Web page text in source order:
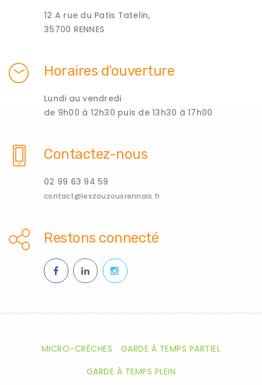
12 A rue du Patis Tatelin,
35700 RENNES
Horaires d'ouverture
Lundi au vendredi
de 9h00 à 12h30 puis de 13h30 à 17h00
Contactez-nous
02 99 63 94 59
contact@leszouzousrennais.fr
Restons connecté
MICRO-CRÈCHES
GARDE À TEMPS PARTIEL
GARDE À TEMPS PLEIN